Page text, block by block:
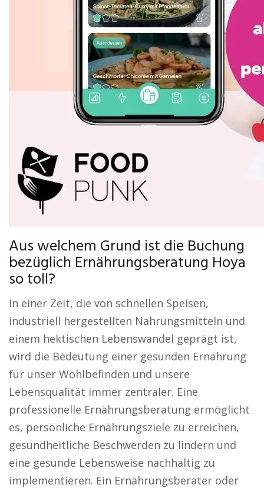
Aus welchem Grund ist die Buchung
bezüglich Ernährungsberatung Hoya
so toll?
In einer Zeit, die von schnellen Speisen,
industriell hergestellten Nahrungsmitteln und
einem hektischen Lebenswandel geprägt ist,
wird die Bedeutung einer gesunden Ernährung
für unser Wohlbefinden und unsere
Lebensqualität immer zentraler. Eine
professionelle Ernährungsberatung ermöglicht
es, persönliche Ernährungsziele zu erreichen,
gesundheitliche Beschwerden zu lindern und
eine gesunde Lebensweise nachhaltig zu
implementieren. Ein Ernährungsberater oder